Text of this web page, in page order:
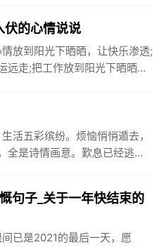
伏的心情说说
放到阳光下晒晒，让快乐渗透;
远走;把工作放到阳光下晒晒，
活五彩缤纷。烦恼悄悄遁去，
全是诗情画意。歎息已经逃
句子_关于一年快结束的
已是2021的最后一天，愿